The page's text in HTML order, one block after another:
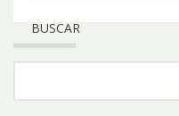
BUSCAR